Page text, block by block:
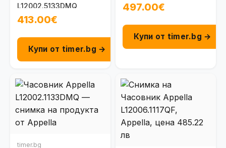
L12002.5133DMQ
413.00€
Купи от timer.bg →
497.00€
Купи от timer.bg →
timer.bg